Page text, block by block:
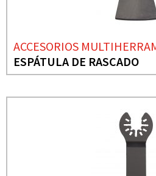
ACCESORIOS
ESPÁTULA DE RASCADO